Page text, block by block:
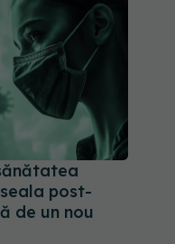
post-
de un nou